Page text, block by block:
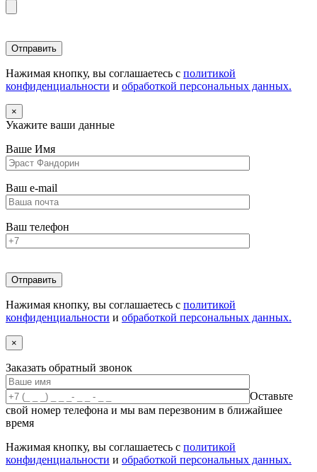
Нажимая кнопку, вы соглашаетесь с политикой
конфиденциальности и обработкой персональных данных.
×
Укажите ваши данные
Ваше Имя
Ваш e-mail
Ваш телефон
Нажимая кнопку, вы соглашаетесь с политикой
конфиденциальности и обработкой персональных данных.
×
Заказать обратный звонок
Оставьте
свой номер телефона и мы вам перезвоним в ближайшее
время
Нажимая кнопку, вы соглашаетесь с политикой
конфиденциальности и обработкой персональных данных.